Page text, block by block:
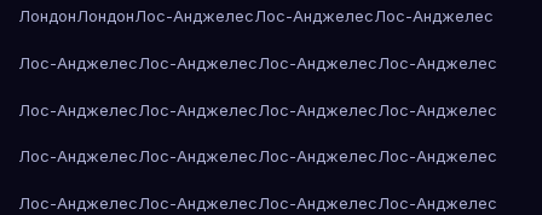
ЛондонЛондонЛос-АнджелесЛос-АнджелесЛос-Анджелес
Лос-АнджелесЛос-АнджелесЛос-АнджелесЛос-Анджелес
Лос-АнджелесЛос-АнджелесЛос-АнджелесЛос-Анджелес
Лос-АнджелесЛос-АнджелесЛос-АнджелесЛос-Анджелес
Лос-АнджелесЛос-АнджелесЛос-АнджелесЛос-Анджелес